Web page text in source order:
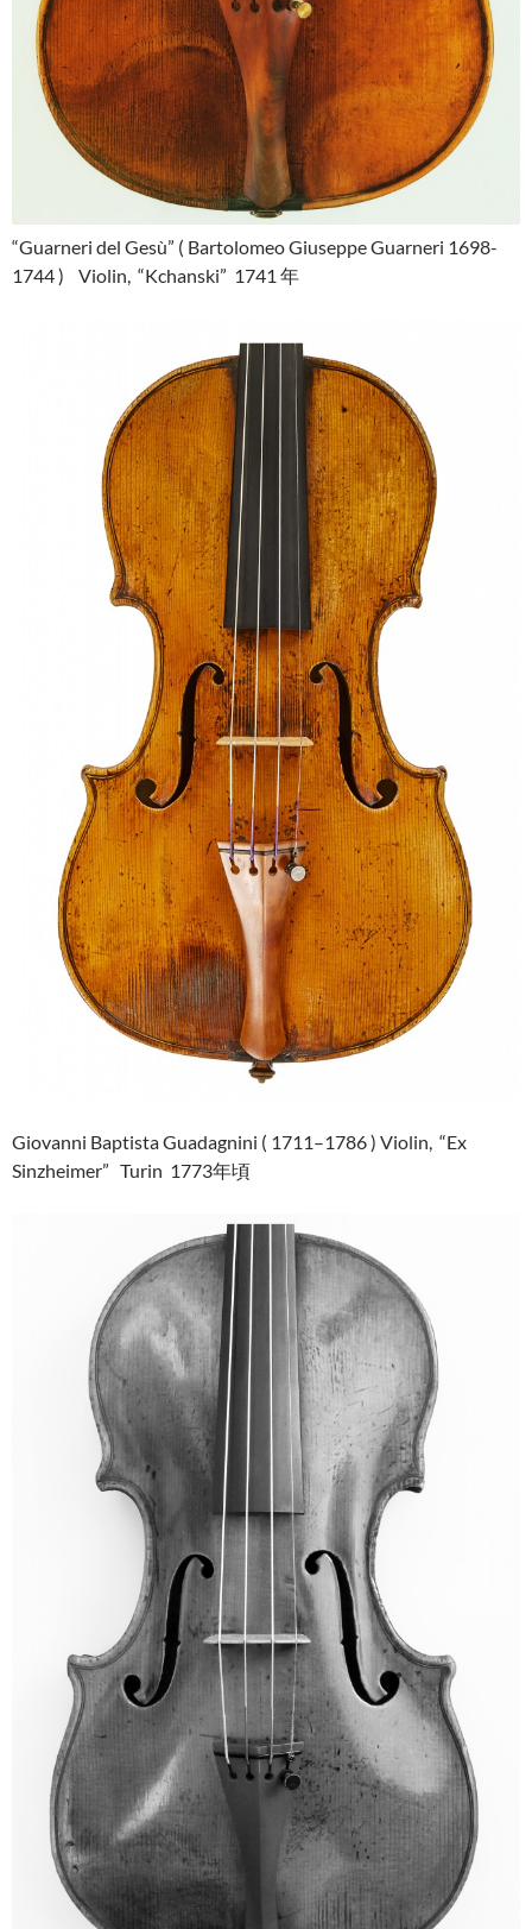
“Guarneri del Gesù” ( Bartolomeo Giuseppe Guarneri 1698-
1744 ) Violin, “Kchanski” 1741 年
Giovanni Baptista Guadagnini ( 1711–1786 ) Violin, “Ex
Sinzheimer” Turin 1773年頃